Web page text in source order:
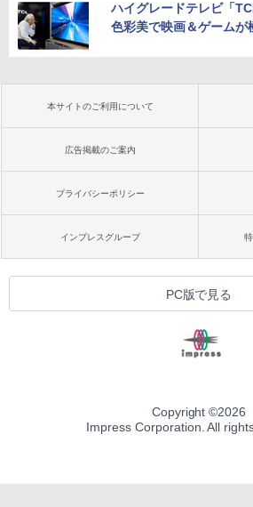
ハイグレードテレビ「
色彩美で映画＆ゲームが
本サイトのご利用について
広告掲載のご案内
プライバシーポリシー
インプレスグループ
PC版で見る
Copyright ©2026
Impress Corporation. All